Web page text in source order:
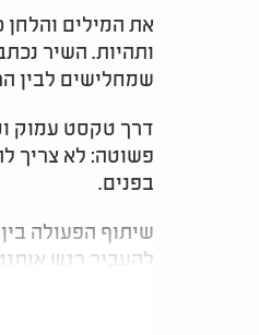
את המילים והלחן
ותהיות. השיר
שמחלישים לבין
דרך טקסט עמוק
פשוטה: לא צריך
בפנים.
שיתוף הפעולה
להעביר רגש